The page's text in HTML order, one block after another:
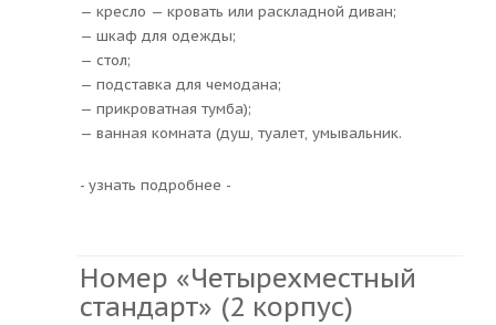
— кресло — кровать или раскладной диван;
— шкаф для одежды;
— стол;
— подставка для чемодана;
— прикроватная тумба);
— ванная комната (душ, туалет, умывальник.
- узнать подробнее -
Номер «Четырехместный
стандарт» (2 корпус)